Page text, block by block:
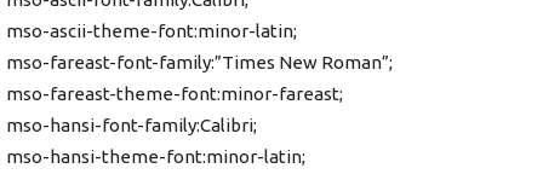
mso-ascii-theme-font:minor-latin;
mso-fareast-font-family:”Times New Roman”;
mso-fareast-theme-font:minor-fareast;
mso-hansi-font-family:Calibri;
mso-hansi-theme-font:minor-latin;